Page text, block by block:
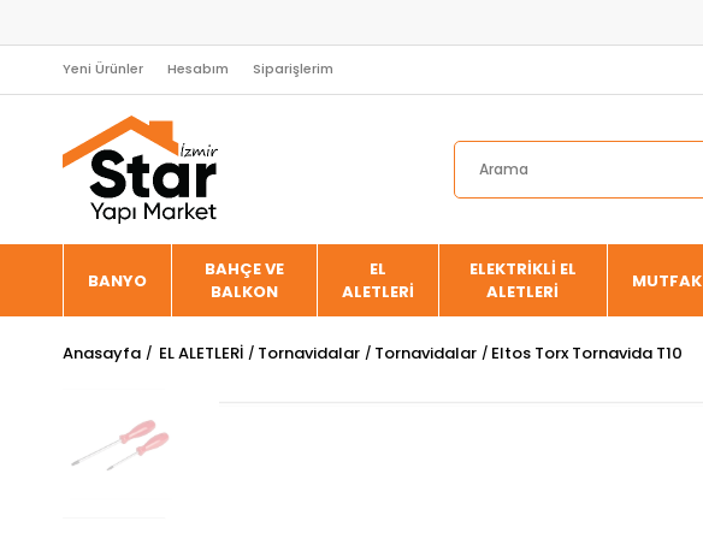
Yeni Ürünler Hesabım Siparişlerim
BANYO
BAHÇE VE
BALKON
EL
ALETLERİ
ELEKTRİKLİ EL
ALETLERİ
MUTFAK
Anasayfa EL ALETLERİ Tornavidalar Tornavidalar Eltos Torx Tornavida T10